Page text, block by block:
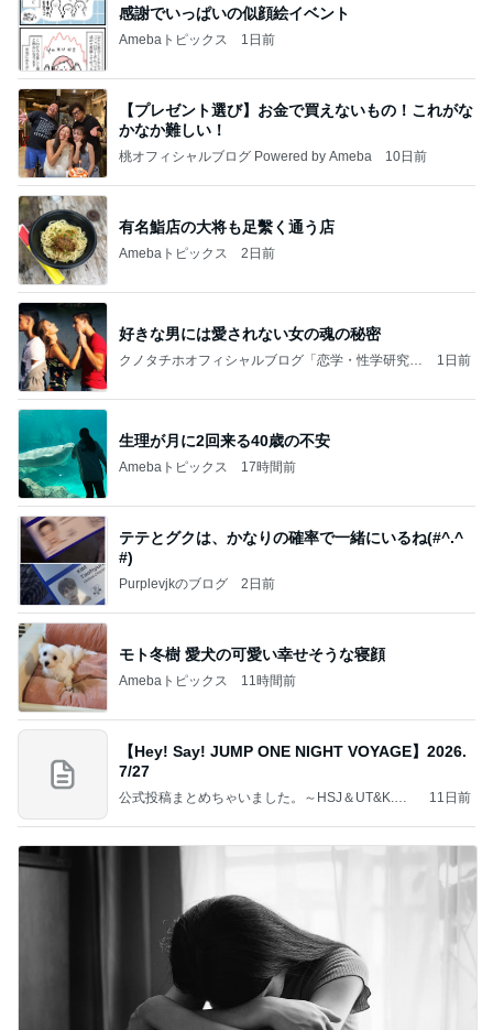
感謝でいっぱいの似顔絵イベント
Amebaトピックス 1日前
【プレゼント選び】お金で買えないもの！これがな
かなか難しい！
桃オフィシャルブログ Powered by Ameba 10日前
有名鮨店の大将も足繫く通う店
Amebaトピックス 2日前
好きな男には愛されない女の魂の秘密
クノタチホオフィシャルブログ「恋学・性学研究
1日前
生理が月に2回来る40歳の不安
Amebaトピックス 17時間前
テテとグクは、かなりの確率で一緒にいるね(#^.^
#)
Purplevjkのブログ 2日前
モト冬樹 愛犬の可愛い幸せそうな寝顔
Amebaトピックス 11時間前
【Hey! Say! JUMP ONE NIGHT VOYAGE】2026.
7/27
公式投稿まとめちゃいました。～HSJ＆UT&K.O.
11日前